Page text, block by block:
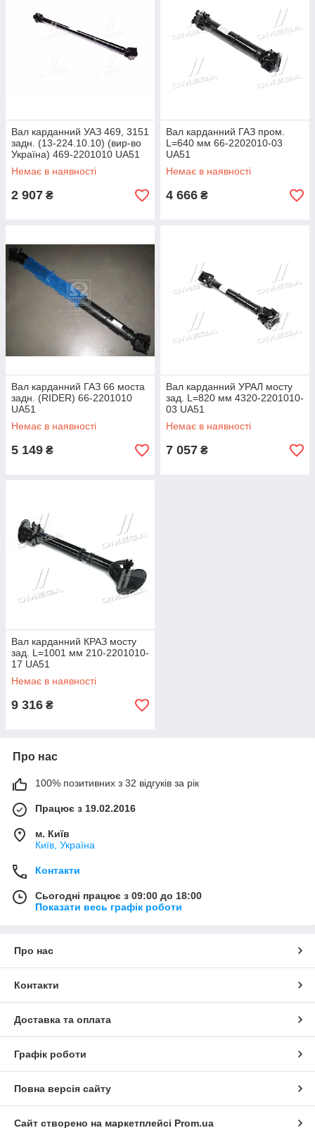
Вал карданний УАЗ 469, 3151
задн. (13-224.10.10) (вир-во
Україна) 469-2201010 UA51
Немає в наявності
2 907 ₴
Вал карданний ГАЗ пром.
L=640 мм 66-2202010-03
UA51
Немає в наявності
4 666 ₴
Вал карданний ГАЗ 66 моста
задн. (RIDER) 66-2201010
UA51
Немає в наявності
5 149 ₴
Вал карданний УРАЛ мосту
зад. L=820 мм 4320-2201010-
03 UA51
Немає в наявності
7 057 ₴
Вал карданний КРАЗ мосту
зад. L=1001 мм 210-2201010-
17 UA51
Немає в наявності
9 316 ₴
Про нас
100% позитивних з 32 відгуків за рік
Працює з 19.02.2016
м. Київ
Київ, Україна
Контакти
Сьогодні працює з 09:00 до 18:00
Показати весь графік роботи
Про нас
Контакти
Доставка та оплата
Графік роботи
Повна версія сайту
Сайт створено на маркетплейсі Prom.ua